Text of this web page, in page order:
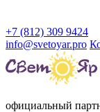
+7 (812) 309 9424
info@svetoyar.pro
официальный